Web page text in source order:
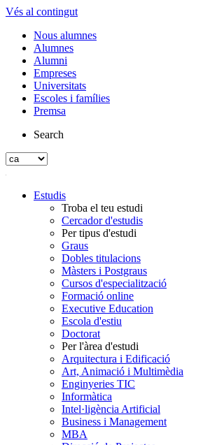
Vés al contingut
Nous alumnes
Alumnes
Alumni
Empreses
Universitats
Escoles i famílies
Premsa
Search
Estudis
Troba el teu estudi
Cercador d'estudis
Per tipus d'estudi
Graus
Dobles titulacions
Màsters i Postgraus
Cursos d'especialització
Formació online
Executive Education
Escola d'estiu
Doctorat
Per l'àrea d'estudi
Arquitectura i Edificació
Art, Animació i Multimèdia
Enginyeries TIC
Informàtica
Intel·ligència Artificial
Business i Management
MBA